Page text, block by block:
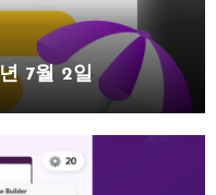
7월 2일